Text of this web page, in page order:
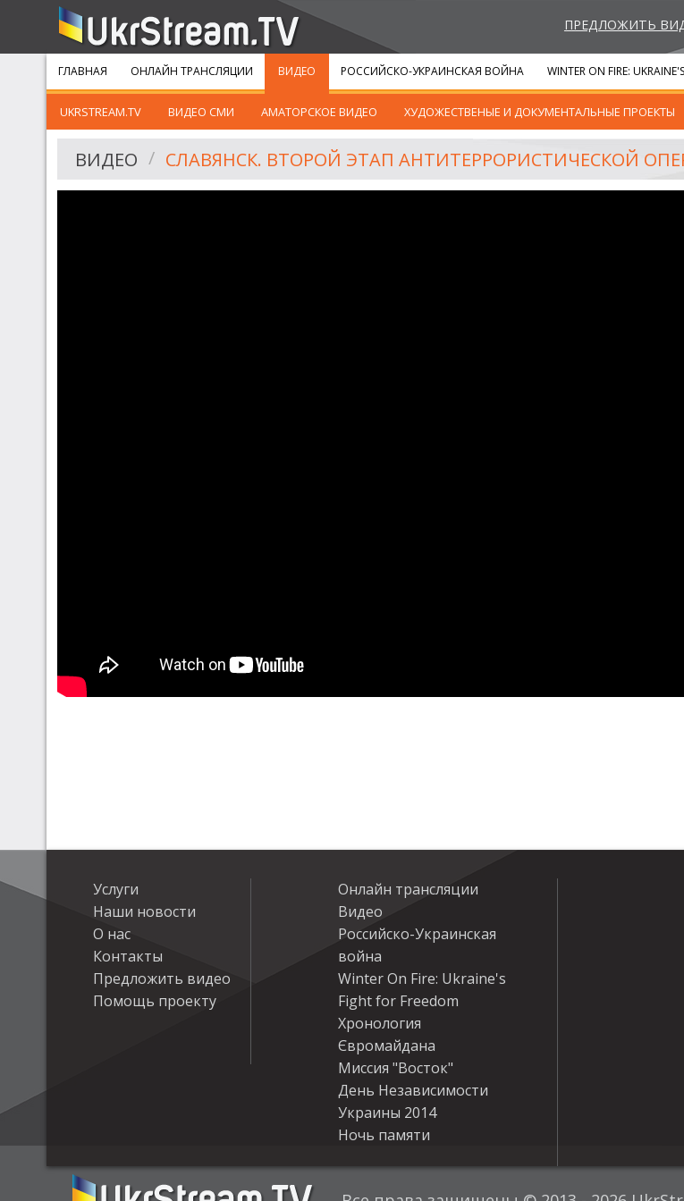
ПРЕДЛОЖИТЬ
ГЛАВНАЯ ОНЛАЙН ТРАНСЛЯЦИИ ВИДЕО
UKRSTREAM.TV ВИДЕО СМИ АМАТОРСКОЕ ВИДЕО ХУДОЖЕСТВЕНЫЕ И ДОКУМЕНТАЛЬНЫЕ ПРОЕКТЫ
РОССИЙСКО-УКРАИНСКАЯ ВОЙНА WINTER ON FIRE:
ВИДЕО СЛАВЯНСК. ВТОРОЙ ЭТАП АНТИТЕРРОРИСТИЧЕСКОЙ
Услуги
Наши новости
О нас
Контакты
Предложить видео
Помощь проекту
Онлайн трансляции
Видео
Российско-Украинская
война
Winter On Fire: Ukraine's
Fight for Freedom
Хронология
Євромайдана
Миссия "Восток"
День Независимости
Украины 2014
Ночь памяти